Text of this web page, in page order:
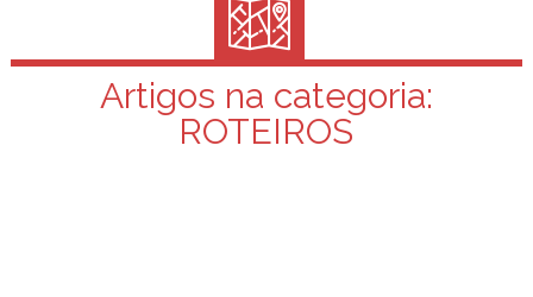
Artigos na categoria:
ROTEIROS